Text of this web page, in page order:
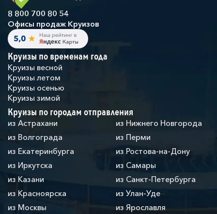
8 800 700 80 54
Офисы продаж Круизов
Круизы по временам года
Круизы весной
Круизы летом
Круизы осенью
Круизы зимой
Круизы по городам отправления
из Астрахани
из Волгограда
из Екатеринбурга
из Иркутска
из Казани
из Красноярска
из Москвы
из Нижнего Новгорода
из Перми
из Ростова-на-Дону
из Самары
из Санкт-Петербурга
из Улан-Уде
из Ярославля